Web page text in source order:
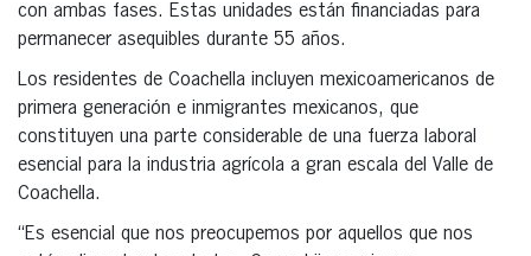
con ambas fases. Estas unidades están financiadas para
permanecer asequibles durante 55 años.
Los residentes de Coachella incluyen mexicoamericanos de
primera generación e inmigrantes mexicanos, que
constituyen una parte considerable de una fuerza laboral
esencial para la industria agrícola a gran escala del Valle de
Coachella.
“Es esencial que nos preocupemos por aquellos que nos